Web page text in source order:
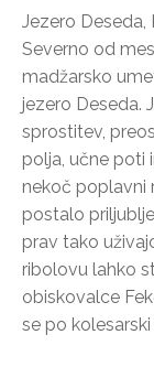
Jezero Deseda,
Severno od
madžarsko
jezero Deseda.
sprostitev,
polja, učne poti
nekoč poplavni
postalo
prav tako
ribolovu lahko
obiskovalce
se po